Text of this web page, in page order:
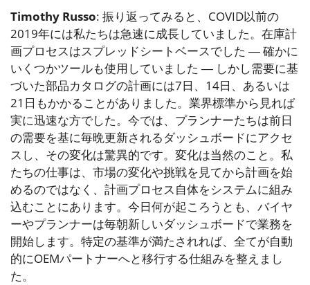
Timothy Russo: 振り返ってみると、COVID以前の
2019年には私たちは急速に成長していました。在庫計
画プロセスはスプレッドシートベースでした ― 確かに
いくつかツールも使用していました ― しかし需要に基
づいた部品カタログの計画には7日、14日、あるいは
21日もかかることがありました。業界標準から見れば
実に迅速な方でした。今では、プランナーたちは前日
の需要を基に毎晩更新されるダッシュボードにアクセ
スし、その変化は驚異的です。変化は当然のこと。私
たちの仕事は、市場の変化や挑戦を見てから計画を始
めるのではなく、計画プロセス自体をシステムに組み
込むことにあります。今日何が起ころうとも、バイヤ
ーやプランナーは毎朝新しいダッシュボードで業務を
開始します。特定の基準が満たされれば、全てが自動
的にOEMパートナーへと移行する仕組みを整えまし
た。